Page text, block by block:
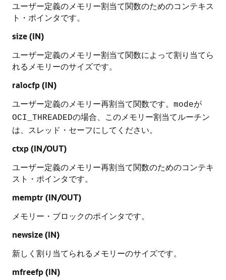
ユーザー定義のメモリー割当て関数のためのコンテキス
ト・ポインタです。
size (IN)
ユーザー定義のメモリー割当て関数によって割り当てら
れるメモリーのサイズです。
ralocfp (IN)
ユーザー定義のメモリー再割当て関数です。 modeが
OCI_THREADEDの場合、このメモリー割当てルーチン
は、スレッド・セーフにしてください。
ctxp (IN/OUT)
ユーザー定義のメモリー再割当て関数のためのコンテキ
スト・ポインタです。
memptr (IN/OUT)
メモリー・ブロックのポインタです。
newsize(IN)
新しく割り当てられるメモリーのサイズです。
mfreefp(IN)